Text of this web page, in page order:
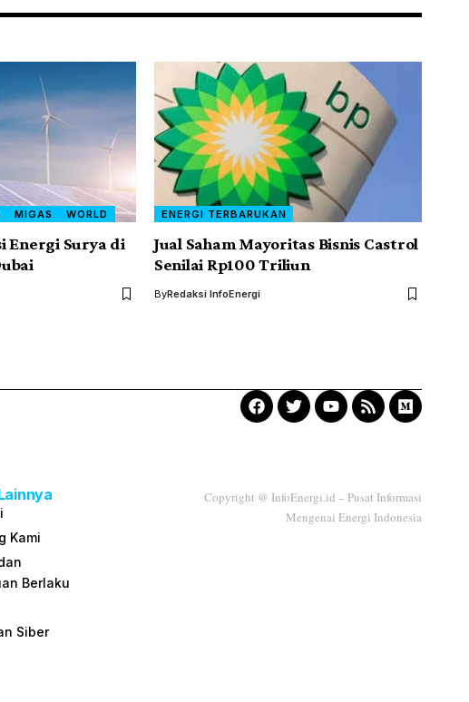
MIGAS WORLD
Energi Surya di
ENERGI TERBARUKAN
Jual Saham Mayoritas Bisnis Castrol
Senilai Rp100 Triliun
ByRedaksi InfoEnergi
Kami
Berlaku
Siber
Copyright @ InfoEnergi.id – Pusat Informasi
Mengenai Energi Indonesia